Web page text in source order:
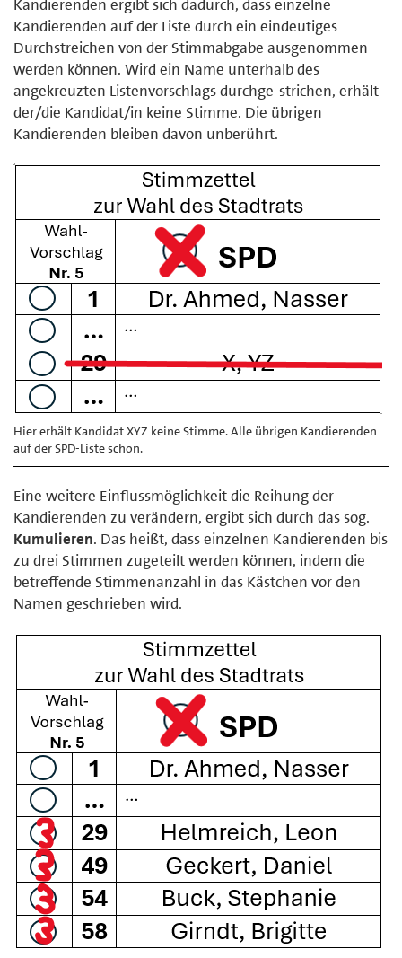
Kandierenden ergibt sich dadurch, dass einzelne
Kandierenden auf der Liste durch ein eindeutiges
Durchstreichen von der Stimmabgabe ausgenommen
werden können. Wird ein Name unterhalb des
angekreuzten Listenvorschlags durchge-strichen, erhält
der/die Kandidat/in keine Stimme. Die übrigen
Kandierenden bleiben davon unberührt.
Hier erhält Kandidat XYZ keine Stimme. Alle übrigen Kandierenden
auf der SPD-Liste schon.
Eine weitere Einflussmöglichkeit die Reihung der
Kandierenden zu verändern, ergibt sich durch das sog.
Kumulieren. Das heißt, dass einzelnen Kandierenden bis
zu drei Stimmen zugeteilt werden können, indem die
betreffende Stimmenanzahl in das Kästchen vor den
Namen geschrieben wird.